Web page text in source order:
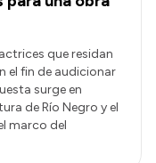
que residan
el fin de audicionar
surge en
de Río Negro y el
marco del